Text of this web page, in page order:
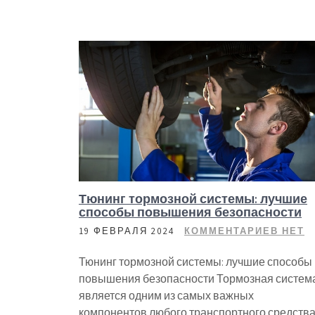
Тюнинг тормозной системы: лучшие
способы повышения безопасности
19 ФЕВРАЛЯ 2024 КОММЕНТАРИЕВ НЕТ
Тюнинг тормозной системы: лучшие способы
повышения безопасности Тормозная
является одним из самых важных